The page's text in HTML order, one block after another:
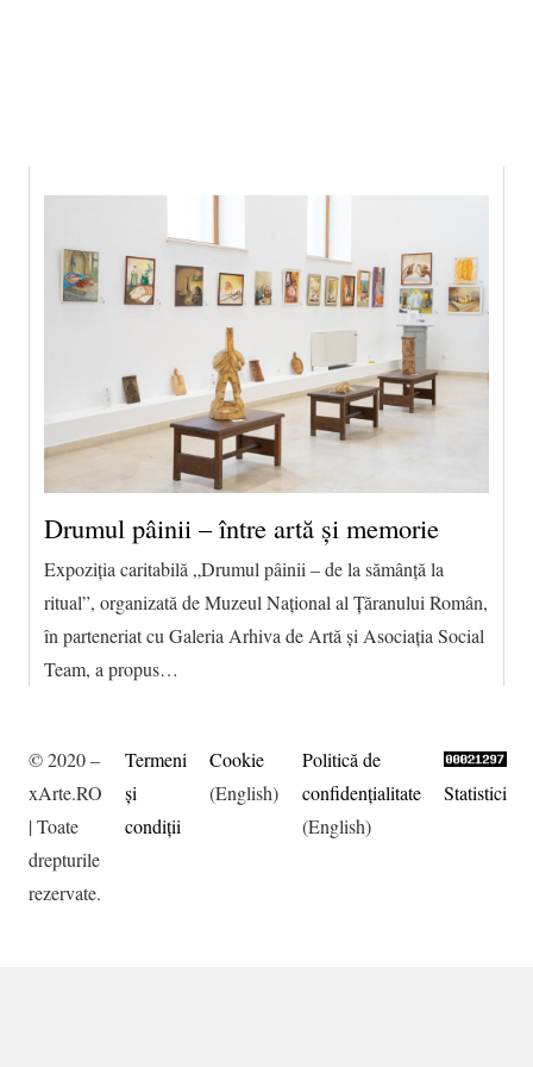
Drumul pâinii – între artă și memorie
Expoziția caritabilă „Drumul pâinii – de la sămânță la
ritual”, organizată de Muzeul Național al Țăranului Român,
în parteneriat cu Galeria Arhiva de Artă și Asociația Social
Team, a propus…
© 2020 –
xArte.RO
| Toate
drepturile
rezervate.
Termeni
şi
condiţii
Cookie
(English)
Politică de
confidențialitate
(English)
Statistici